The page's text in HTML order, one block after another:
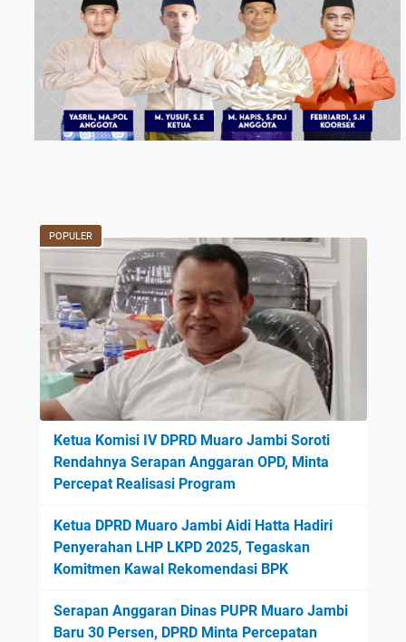
POPULER
Ketua Komisi IV DPRD Muaro Jambi Soroti
Rendahnya Serapan Anggaran OPD, Minta
Percepat Realisasi Program
Ketua DPRD Muaro Jambi Aidi Hatta Hadiri
Penyerahan LHP LKPD 2025, Tegaskan
Komitmen Kawal Rekomendasi BPK
Serapan Anggaran Dinas PUPR Muaro Jambi
Baru 30 Persen, DPRD Minta Percepatan